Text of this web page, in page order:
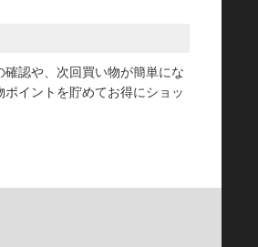
認や、次回買い物が簡単にな
イントを貯めてお得にショッ